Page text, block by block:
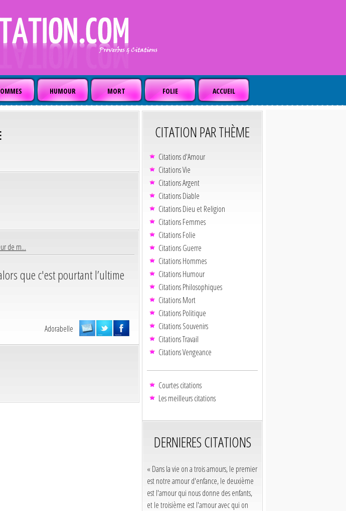
HUMOUR MORT FOLIE ACCUEIL
de m...
que c'est pourtant l’ultime
Adorabelle
CITATION PAR THÈME
Citations d'Amour
Citations Vie
Citations Argent
Citations Diable
Citations Dieu et Religion
Citations Femmes
Citations Folie
Citations Guerre
Citations Hommes
Citations Humour
Citations Philosophiques
Citations Mort
Citations Politique
Citations Souvenirs
Citations Travail
Citations Vengeance
Courtes citations
Les meilleurs citations
DERNIERES CITATIONS
« Dans la vie on a trois amours, le premier
est notre amour d'enfance, le deuxième
est l'amour qui nous donne des enfants,
et le troisième est l'amour avec qui on